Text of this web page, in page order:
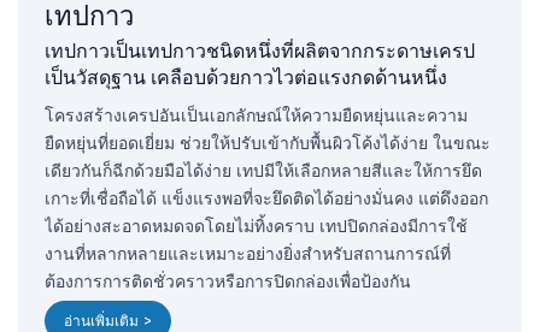
เทปกาว
เทปกาวเป็นเทปกาวชนิดหนึ่งที่ผลิตจากกระดาษเครป
เป็นวัสดุฐาน เคลือบด้วยกาวไวต่อแรงกดด้านหนึ่ง
โครงสร้างเครปอันเป็นเอกลักษณ์ให้ความยืดหยุ่นและความ
ยืดหยุ่นที่ยอดเยี่ยม ช่วยให้ปรับเข้ากับพื้นผิวโค้งได้ง่าย ในขณะ
เดียวกันก็ฉีกด้วยมือได้ง่าย เทปมีให้เลือกหลายสีและให้การยึด
เกาะที่เชื่อถือได้ แข็งแรงพอที่จะยึดติดได้อย่างมั่นคง แต่ดึงออก
ได้อย่างสะอาดหมดจดโดยไม่ทิ้งคราบ เทปปิดกล่องมีการใช้
งานที่หลากหลายและเหมาะอย่างยิ่งสำหรับสถานการณ์ที่
ต้องการการติดชั่วคราวหรือการปิดกล่องเพื่อป้องกัน
อ่านเพิ่มเติม >